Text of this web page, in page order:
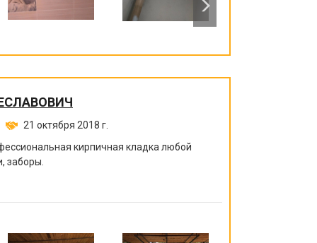
21 октября 2018 г.
кирпичная кладка любой
заборы.